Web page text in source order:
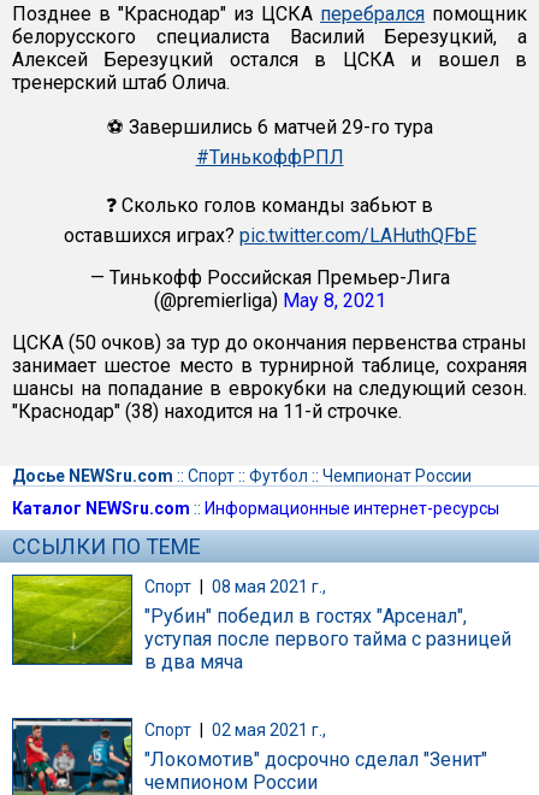
Позднее в "Краснодар" из ЦСКА перебрался помощник
белорусского специалиста Василий Березуцкий, а
Алексей Березуцкий остался в ЦСКА и вошел в
тренерский штаб Олича.
⚽ Завершились 6 матчей 29-го тура
#ТинькоффРПЛ
❓ Сколько голов команды забьют в
оставшихся играх? pic.twitter.com/LAHuthQFbE
— Тинькофф Российская Премьер-Лига
(@premierliga) May 8, 2021
ЦСКА (50 очков) за тур до окончания первенства страны
занимает шестое место в турнирной таблице, сохраняя
шансы на попадание в еврокубки на следующий сезон.
"Краснодар" (38) находится на 11-й строчке.
Досье NEWSru.com :: Спорт:: Футбол :: Чемпионат России
Каталог NEWSru.com :: Информационные интернет-ресурсы
ССЫЛКИ ПО ТЕМЕ
Спорт | 08 мая 2021 г.,
"Рубин" победил в гостях "Арсенал",
уступая после первого тайма с разницей
в два мяча
Спорт 02 мая 2021 г.,
"Локомотив" досрочно сделал "Зенит"
чемпионом России